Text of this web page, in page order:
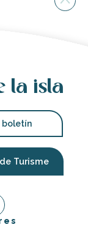
la isla
boletín
Turisme